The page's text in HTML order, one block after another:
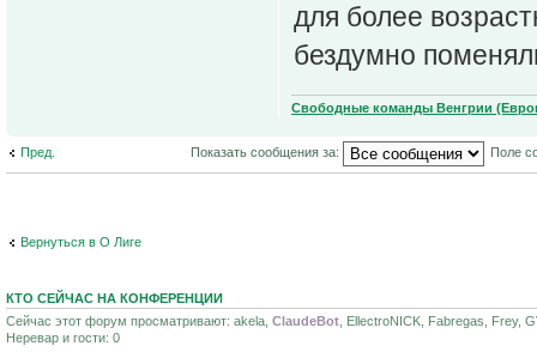
для более
бездумно
Свободные команды Венгрии
Пред. Показать сообщения за: Поле
Вернуться в О Лиге
КТО СЕЙЧАС НА КОНФЕРЕНЦИИ
Сейчас этот форум просматривают: akela, ClaudeBot , EllectroNICK, Fabregas, Frey,
Неревар и гости: 0